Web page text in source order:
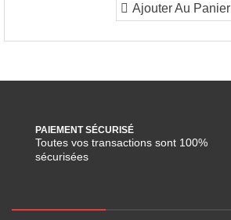
Ajouter Au Panier
PAIEMENT SÉCURISÉ
Toutes vos transactions sont 100%
sécurisées